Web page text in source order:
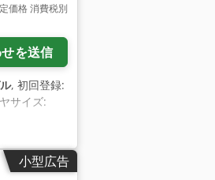
価格 消費税別
を送信
, 初回登録:
サイズ:
小型広告